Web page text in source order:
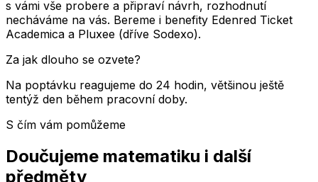
s vámi vše probere a připraví návrh, rozhodnutí
necháváme na vás. Bereme i benefity Edenred Ticket
Academica a Pluxee (dříve Sodexo).
Za jak dlouho se ozvete?
Na poptávku reagujeme do 24 hodin, většinou ještě
tentýž den během pracovní doby.
S čím vám pomůžeme
Doučujeme matematiku i další
předměty